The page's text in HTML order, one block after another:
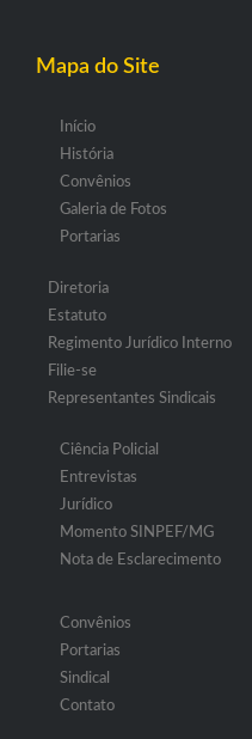
Mapa do Site
Início
História
Convênios
Galeria de Fotos
Portarias
Diretoria
Estatuto
Regimento Jurídico Interno
Filie-se
Representantes Sindicais
Ciência Policial
Entrevistas
Jurídico
Momento SINPEF/MG
Nota de Esclarecimento
Convênios
Portarias
Sindical
Contato